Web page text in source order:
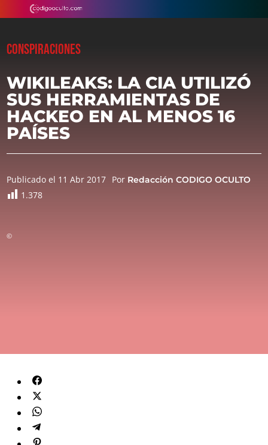
CONSPIRACIONES
WIKILEAKS: LA CIA UTILIZÓ
SUS HERRAMIENTAS DE
HACKEO EN AL MENOS 16
PAÍSES
Publicado el 11 Abr 2017 Por Redacción CODIGO OCULTO
1.378
©